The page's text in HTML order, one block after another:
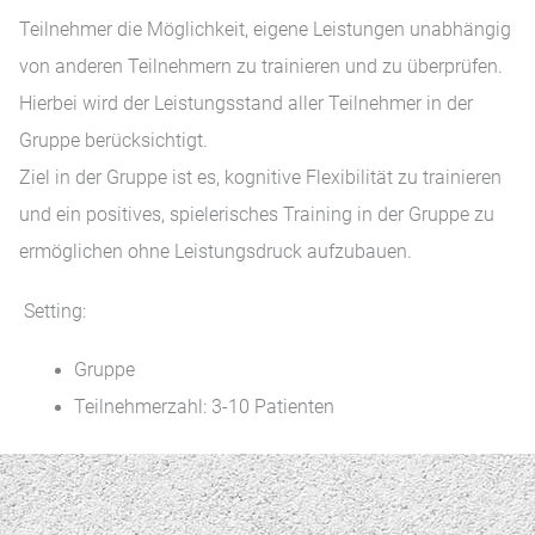
Teilnehmer die Möglichkeit, eigene Leistungen unabhängig
von anderen Teilnehmern zu trainieren und zu überprüfen.
Hierbei wird der Leistungsstand aller Teilnehmer in der
Gruppe berücksichtigt.
Ziel in der Gruppe ist es, kognitive Flexibilität zu trainieren
und ein positives, spielerisches Training in der Gruppe zu
ermöglichen ohne Leistungsdruck aufzubauen.
Setting:
Gruppe
Teilnehmerzahl: 3-10 Patienten